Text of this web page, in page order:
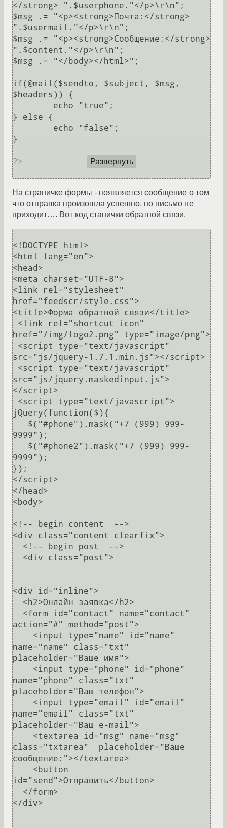
</strong> ".$userphone."</p>\r\n";
$msg .= "<p><strong>Почта:</strong>
".$usermail."</p>\r\n";
$msg .= "<p><strong>Сообщение:</strong>
".$content."</p>\r\n";
$msg .= "</body></html>";
if(@mail($sendto, $subject, $msg,
$headers)) {
} else {
}
?> Развернуть
На страничке формы - появляется сообщение о том
что отправка произошла успешно, но письмо не
приходит…. Вот код станички обратной связи.
<!DOCTYPE html>
<html lang="en">
<head>
<meta charset="UTF-8">
<link rel="stylesheet"
href="feedscr/style.css">
<title>Форма обратной связи</title>
href="/img/logo2.png" type="image/png">
src="js/jquery-1.7.1.min.js"></script>
src="js/jquery.maskedinput.js">
</script>
jQuery(function($){
9999");
9999");
});
</script>
</head>
<body>
<!-- begin content  -->
<div class="content clearfix">
<div id="inline">
action="#" method="post">
name="name" class="txt"
placeholder="Ваше имя">
name="phone" class="txt"
placeholder="Ваш телефон">
name="email" class="txt"
placeholder="Ваш e-mail">
class="txtarea"  placeholder="Ваше
сообщение:"></textarea>
id="send">Отправить</button>
</div>